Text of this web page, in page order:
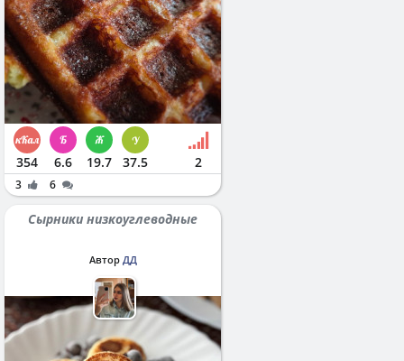
354 6.6 19.7 37.5 2
3 6
Сырники низкоуглеводные
Автор ДД